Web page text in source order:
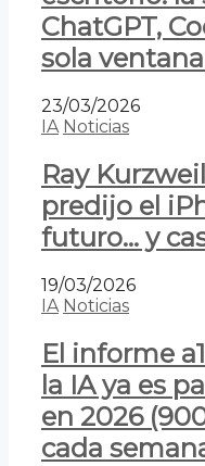
ChatGPT,
sola
23/03/2026
IA Noticias
Ray
predijo el
futuro… y
19/03/2026
IA Noticias
El informe
la IA ya es
en 2026
cada